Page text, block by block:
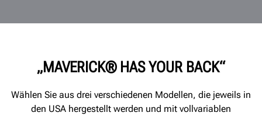
„MAVERICK® HAS YOUR BACK“
Wählen Sie aus drei verschiedenen Modellen, die jeweils in
den USA hergestellt werden und mit vollvariablen